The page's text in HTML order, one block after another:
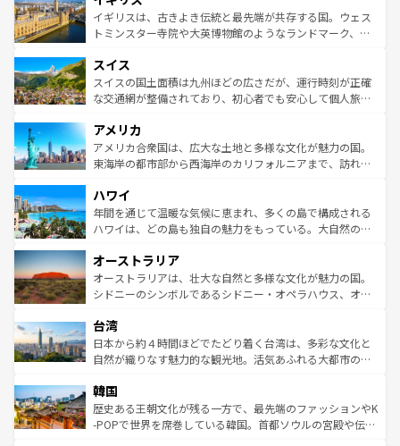
香り高いラベンダー畑など、多彩な楽しみ方が可能だ。さ
らに、パリ以外の地域にも魅力が溢れており、どの街角に
れる地方に足を運ぶとそれぞれで全く異なる文化を体験で
きるだろう。 なお、新着のフランス情報はコンテンツ一覧
を参照してほしい。
ルリンの文化的活気、バイエルン州のアルプスの絶景、そ
してライン川沿いのワイン畑といった風景は必見。ビール
は、お酒好きな人にはぜひ体験してほしい。 なお、新着の
ドイツ情報はコンテンツ一覧を参照してほしい。
イギリスは、古きよき伝統と最先端が共存する国。ウェス
トミンスター寺院や大英博物館のようなランドマーク、歴
リアごとに異なる魅力がある。また、優雅なアフタヌーン
ティー、ビール好きにはたまらない英国パブ、サッカー観
戦など、本場だからこそできる体験も豊富。イギリスを旅
ンツ一覧を参照してほしい。
スイス
スイスの国土面積は九州ほどの広さだが、運行時刻が正確
な交通網が整備されており、初心者でも安心して個人旅行
の建物がそのまま残る町や、スイスならではのユニークな
博物館もあり、アルプス観光だけでなく町歩きも満喫する
ことができる。国民の所得が高いため物価も高いが、旅行
ば市内交通費無料で観光を楽しむこともできる。 なお、新
着のスイス情報はコンテンツ一覧 を参照してほしい。
アメリカ
アメリカ合衆国は、広大な土地と多様な文化が魅力の国。
東海岸の都市部から西海岸のカリフォルニアまで、訪れる
のような巨大都市は、観光、ショッピング、エンターテイ
ンメントが詰まった刺激的なスポットだ。一方、アメリカ
西部には大自然が広がり、グランドキャニオンやイエロー
部のニューオーリンズでは、音楽と美食が融合した独特の
文化が魅力。旅行者はアメリカの各地域で異なる魅力を楽
しみながら、その多様性と豊かな歴史を感じることができ
ならではの贅沢な旅のスタイルだ。 なお、新着のアメリカ
情報はコンテンツ一覧を参照してほしい。
ハワイ
年間を通じて温暖な気候に恵まれ、多くの島で構成される
ハワイは、どの島も独自の魅力をもっている。大自然の神
ワイ島は見逃せない。また、定番の観光地といえばオアフ
島だが、静かな自然を求めるならマウイ島やカウアイ島が
おすすめ。エメラルドグリーンに輝く海をはじめ、豊かな
れるおもてなしの心で訪れる人々を迎えてくれるハワイの
人々、おいしいローカルフードやハワイアンミュージッ
ク、伝統的なフラダンスなど、すべてがハワイの魅力を彩
ワイを、存分に味わってほしい。 なお、新着のハワイ情報
はコンテンツ一覧を参照してほしい。
オーストラリア
オーストラリアは、壮大な自然と多様な文化が魅力の国。
シドニーのシンボルであるシドニー・オペラハウス、オー
リアリーフや大陸中央部にそびえるウルル（エアーズロッ
ク）、タスマニアの美しい原生林やケアンズの熱帯雨林な
ど、見どころがたくさん。また、カフェやワイン、オージ
いる。アクティビティも充実しており、サーフィンやダイ
ビング、ハイキングなど、アウトドア好きにはたまらな
い。オーストラリアの多彩な魅力を存分に味わいつくそ
台湾
日本から約４時間ほどでたどり着く台湾は、多彩な文化と
自然が織りなす魅力的な観光地。活気あふれる大都市の台
ン）、静ひつな山岳地帯である台湾東部など、都市の喧騒
と山間の静けさが共存しており、訪れる人に新しい発見と
驚きをもたらしてくれる。また、奥深い台湾の食文化も魅
韓国
歴史ある王朝文化が残る一方で、最先端のファッションやK
-POPで世界を席巻している韓国。首都ソウルの宮殿や伝統